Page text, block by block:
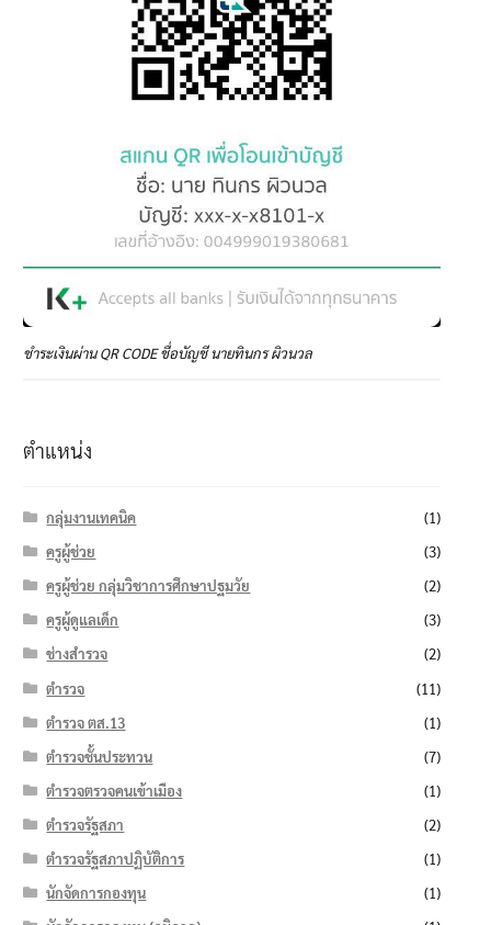
ชำระเงินผ่าน QR CODE ชื่อบัญชี นายทินกร ผิวนวล
ตำแหน่ง
กลุ่มงานเทคนิค
(1)
ครูผู้ช่วย
(3)
ครูผู้ช่วย กลุ่มวิชาการศึกษาปฐมวัย
(2)
ครูผู้ดูแลเด็ก
(3)
ช่างสำรวจ
(2)
ตำรวจ
(11)
ตำรวจ ตส.13
(1)
ตำรวจชั้นประทวน
(7)
ตำรวจตรวจคนเข้าเมือง
(1)
ตำรวจรัฐสภา
(2)
ตำรวจรัฐสภาปฏิบัติการ
(1)
นักจัดการกองทุน
(1)